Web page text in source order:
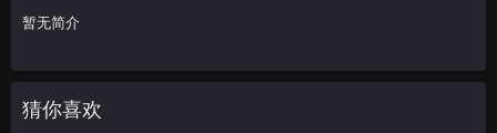
暂无简介
猜你喜欢